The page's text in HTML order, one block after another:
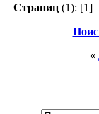
Страниц (1): [1]
«